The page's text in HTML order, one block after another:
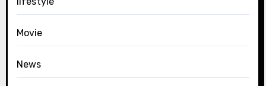
Movie
News